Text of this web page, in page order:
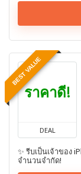
BEST VALUE
ราคาดี!
DEAL
✨ รีบเป็นเจ้าของ
จำนวนจำกัด!